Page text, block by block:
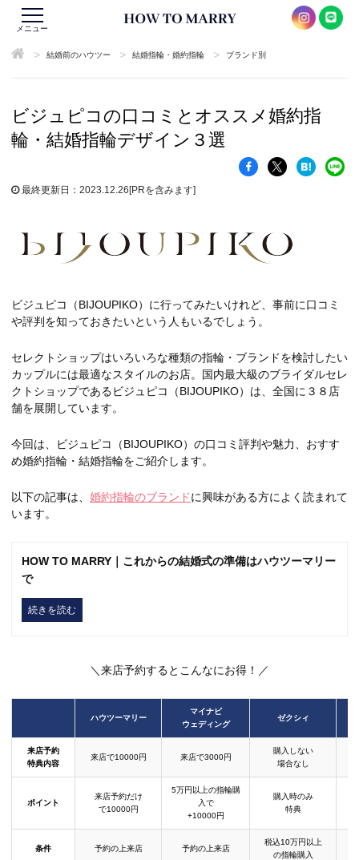
メニュー
> 結婚前のハウツー > 結婚指輪・婚約指輪 > ブランド別
ビジュピコの口コミとオススメ婚約指
輪・結婚指輪デザイン３選
最終更新日：2023.12.26[PRを含みます]
ビジュピコ（BIJOUPIKO）に行ってみたいけれど、事前に口コミ
や評判を知っておきたいという人もいるでしょう。
セレクトショップはいろいろな種類の指輪・ブランドを検討したい
カップルには最適なスタイルのお店。国内最大級のブライダルセレ
クトショップであるビジュピコ（BIJOUPIKO）は、全国に３８店
舗を展開しています。
今回は、ビジュピコ（BIJOUPIKO）の口コミ評判や魅力、おすす
め婚約指輪・結婚指輪をご紹介します。
以下の記事は、 婚約指輪のブランドに興味がある方によく読まれて
います。
HOW TO MARRY｜これからの結婚式の準備はハウツーマリー
で
続きを読む
＼来店予約するとこんなにお得！／
ハウツーマリー
マイナビ
ウェディング
ゼクシィ
来店予約
特典内容
来店で10000円 来店で3000円
購入しない
場合なし
ポイント
来店予約だけ
で10000円
5万円以上の指輪購
入で
+10000円
購入時のみ
特典
条件 予約の上来店 予約の上来店
税込10万円以上
の指輪購入